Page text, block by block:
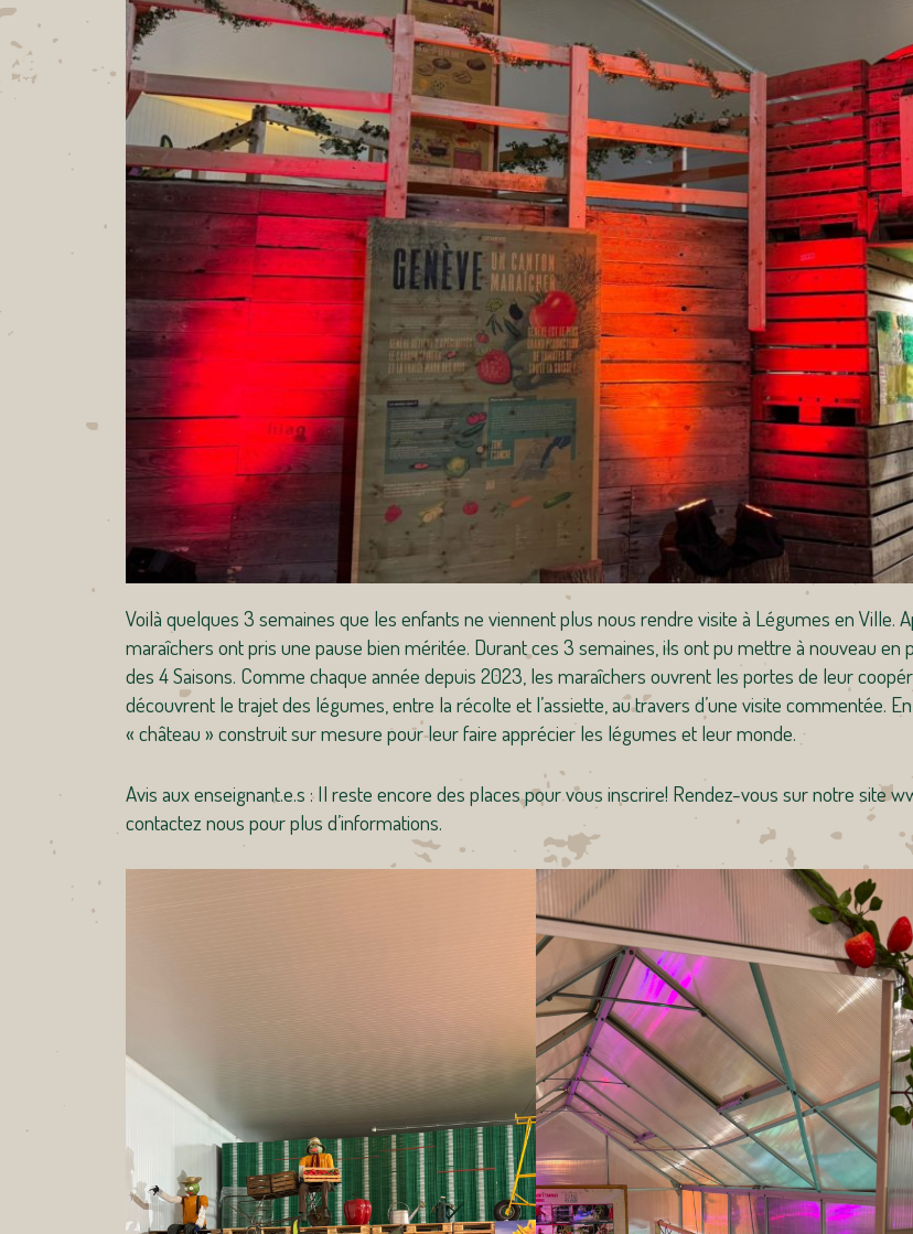
Voilà quelques 3 semaines que les enfants ne viennent plus nous rendre visite à Légumes en Ville.
maraîchers ont pris une pause bien méritée. Durant ces 3 semaines, ils ont pu mettre à nouveau en
des 4 Saisons. Comme chaque année depuis 2023, les maraîchers ouvrent les portes de leur
découvrent le trajet des légumes, entre la récolte et l’assiette, au travers d’une visite commentée.
« château » construit sur mesure pour leur faire apprécier les légumes et leur monde.
Avis aux enseignant.e.s : Il reste encore des places pour vous inscrire! Rendez-vous sur notre site
contactez nous pour plus d’informations.